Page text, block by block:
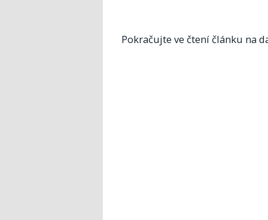
Pokračujte ve čtení článku na